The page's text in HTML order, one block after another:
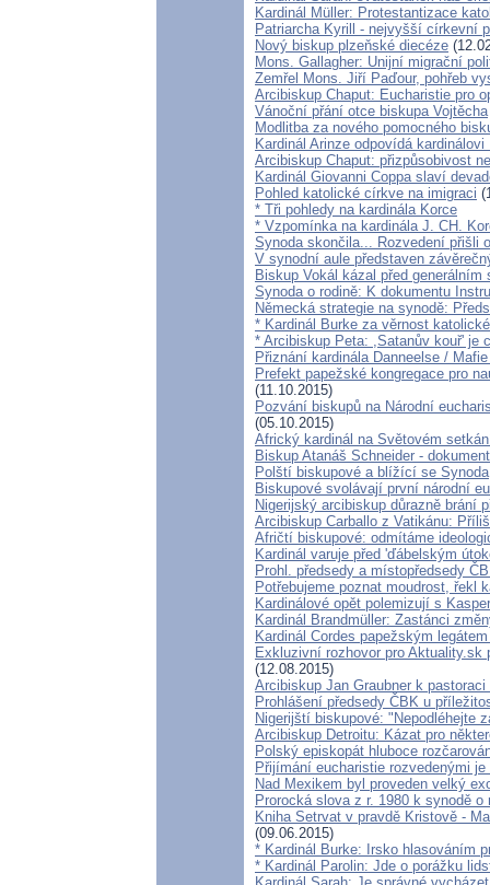
Kardinál Müller: Protestantizace
Patriarcha Kyrill - nejvyšší církevní
Nový biskup plzeňské diecéze
Mons. Gallagher: Unijní migrační
Zemřel Mons. Jiří Paďour, pohřeb
Arcibiskup Chaput: Eucharistie pro
Vánoční přání otce biskupa Vojtěcha
Modlitba za nového pomocného
Kardinál Arinze odpovídá kardinálovi
Arcibiskup Chaput: přizpůsobivost
Kardinál Giovanni Coppa slaví
Pohled katolické církve na imigraci
* Tři pohledy na kardinála Korce
* Vzpomínka na kardinála J. CH.
Synoda skončila... Rozvedení přišli
V synodní aule představen
Biskup Vokál kázal před
Synoda o rodině: K dokumentu
Německá strategie na synodě:
* Kardinál Burke za věrnost
* Arcibiskup Peta: ,Satanův kouř' je
Přiznání kardinála Danneelse /
Prefekt papežské kongregace pro
(11.10.2015)
Pozvání biskupů na Národní
(05.10.2015)
Africký kardinál na Světovém
Biskup Atanáš Schneider -
Polští biskupové a blížící se Synoda
Biskupové svolávají první národní
Nigerijský arcibiskup důrazně brání
Arcibiskup Carballo z Vatikánu:
Afričtí biskupové: odmítáme
Kardinál varuje před 'ďábelským
Prohl. předsedy a místopředsedy
Potřebujeme poznat moudrost, řekl
Kardinálové opět polemizují s
Kardinál Brandmüller: Zastánci
Kardinál Cordes papežským
Exkluzivní rozhovor pro
(12.08.2015)
Arcibiskup Jan Graubner k pastoraci
Prohlášení předsedy ČBK u
Nigerijští biskupové: "Nepodléhejte
Arcibiskup Detroitu: Kázat pro
Polský episkopát hluboce
Přijímání eucharistie rozvedenými
Nad Mexikem byl proveden velký
Prorocká slova z r. 1980 k synodě o
Kniha Setrvat v pravdě Kristově -
(09.06.2015)
* Kardinál Burke: Irsko hlasováním
* Kardinál Parolin: Jde o porážku